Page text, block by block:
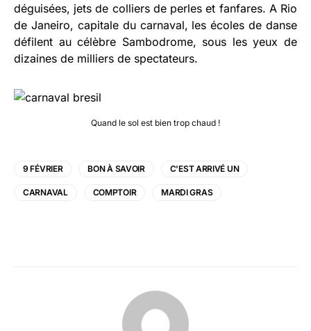
déguisées, jets de colliers de perles et fanfares. A Rio
de Janeiro, capitale du carnaval, les écoles de danse
défilent au célèbre Sambodrome, sous les yeux de
dizaines de milliers de spectateurs.
Quand le sol est bien trop chaud !
9 FÉVRIER BON À SAVOIR C'EST ARRIVÉ UN
CARNAVAL COMPTOIR MARDI GRAS